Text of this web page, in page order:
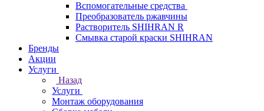
Вспомогательные средства
Преобразователь ржавчины
Растворитель SHIHRAN R
Смывка старой краски SHIHRAN
Бренды
Акции
Услуги
Назад
Услуги
Монтаж оборудования